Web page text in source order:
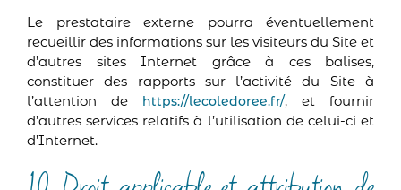
Le prestataire externe pourra éventuellement
recueillir des informations sur les visiteurs du Site et
d’autres sites Internet grâce à ces balises,
constituer des rapports sur l’activité du Site à
l’attention de
https://lecoledoree.fr/, et fournir
d’autres services relatifs à l’utilisation de celui-ci et
d’Internet.